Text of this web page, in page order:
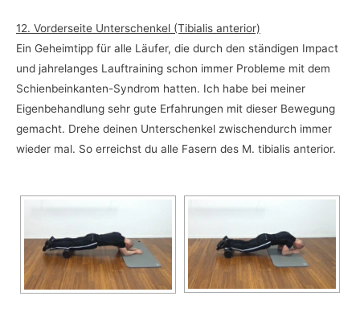
12. Vorderseite Unterschenkel (Tibialis anterior)
Ein Geheimtipp für alle Läufer, die durch den ständigen Impact
und jahrelanges Lauftraining schon immer Probleme mit dem
Schienbeinkanten-Syndrom hatten. Ich habe bei meiner
Eigenbehandlung sehr gute Erfahrungen mit dieser Bewegung
gemacht. Drehe deinen Unterschenkel zwischendurch immer
wieder mal. So erreichst du alle Fasern des M. tibialis anterior.